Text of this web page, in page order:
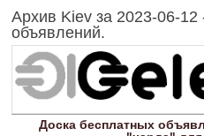
Архив Kiev за 2023-06-
объявлений.
Доска бесплатных